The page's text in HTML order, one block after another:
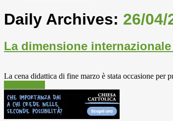
Daily Archives: 26/04/
La dimensione
La cena didattica di fine marzo è stata occasione per